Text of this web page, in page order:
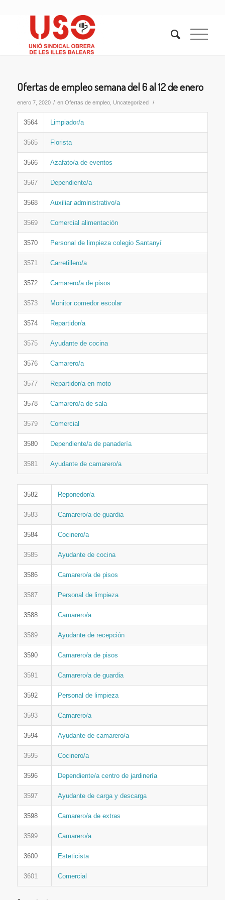
Ofertas de empleo semana del 6 al 12 de enero
enero 7, 2020 / en Ofertas de empleo, Uncategorized /
3564 Limpiador/a
3565 Florista
3566 Azafato/a de eventos
3567 Dependiente/a
3568 Auxiliar administrativo/a
3569 Comercial alimentación
3570 Personal de limpieza colegio Santanyí
3571 Carretillero/a
3572 Camarero/a de pisos
3573 Monitor comedor escolar
3574 Repartidor/a
3575 Ayudante de cocina
3576 Camarero/a
3577 Repartidor/a en moto
3578 Camarero/a de sala
3579 Comercial
3580 Dependiente/a de panadería
3581 Ayudante de camarero/a
3582 Reponedor/a
3583 Camarero/a de guardia
3584 Cocinero/a
3585 Ayudante de cocina
3586 Camarero/a de pisos
3587 Personal de limpieza
3588 Camarero/a
3589 Ayudante de recepción
3590 Camarero/a de pisos
3591 Camarero/a de guardia
3592 Personal de limpieza
3593 Camarero/a
3594 Ayudante de camarero/a
3595 Cocinero/a
3596 Dependiente/a centro de jardinería
3597 Ayudante de carga y descarga
3598 Camarero/a de extras
3599 Camarero/a
3600 Esteticista
3601 Comercial